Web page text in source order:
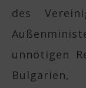
des
unnötigen